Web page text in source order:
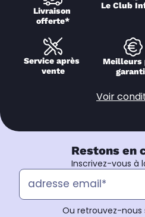
Livraison
offerte*
Le Club
Service après
vente
Meilleurs
Voir
Restons en
Inscrivez-vous à
Ou retrouvez-nous